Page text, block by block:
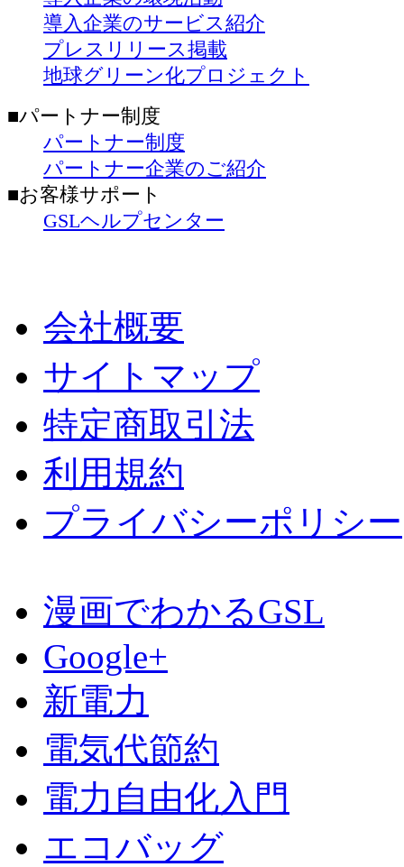
導入企業のサービス紹介
プレスリリース掲載
地球グリーン化プロジェクト
■パートナー制度
パートナー制度
パートナー企業のご紹介
■お客様サポート
GSLヘルプセンター
会社概要
サイトマップ
特定商取引法
利用規約
プライバシーポリシー
漫画でわかるGSL
Google+
新電力
電気代節約
電力自由化入門
エコバッグ